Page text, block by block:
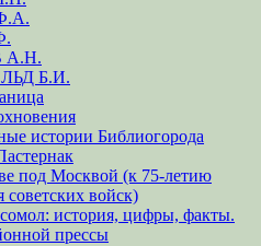
А.Н.
Б.И.
истории Библиогорода
под Москвой (к 75-летию
советских войск)
история, цифры, факты.
прессы